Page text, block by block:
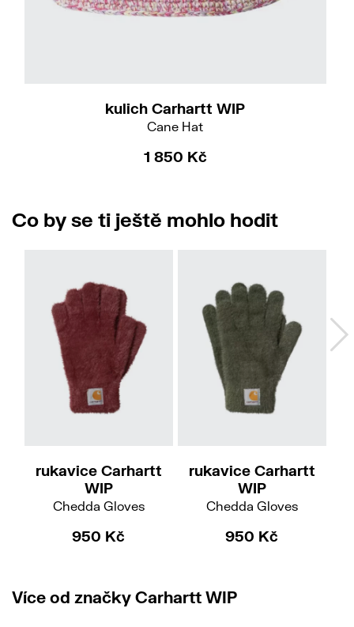
kulich Carhartt WIP
Cane Hat
1 850 Kč
Co by se ti ještě mohlo hodit
rukavice Carhartt
WIP
Chedda Gloves
950 Kč
rukavice Carhartt
WIP
Chedda Gloves
950 Kč
Více od značky Carhartt WIP